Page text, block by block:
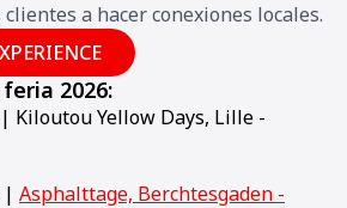
a hacer conexiones locales.
2026:
| Kiloutou Yellow Days, Lille -
| Asphalttage, Berchtesgaden -